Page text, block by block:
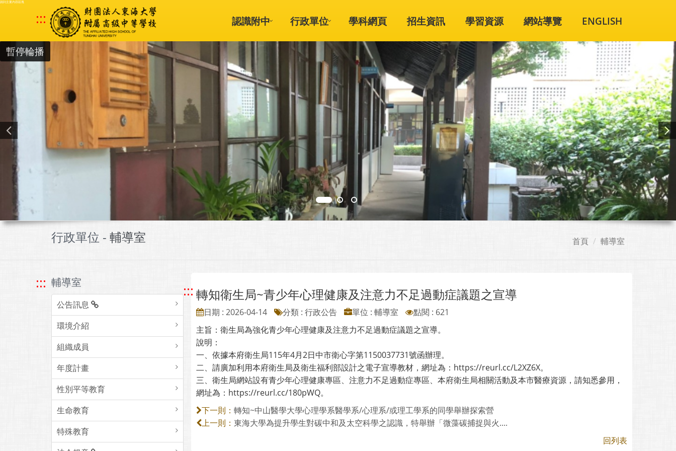
跳到主要內容區塊
::: 認識附中 行政單位 學科網頁 招生資訊 學習資源 網站導覽 ENGLISH
暫停輪播
行政單位 - 輔導室 首頁 輔導室
::: 輔導室
公告訊息
環境介紹
組織成員
年度計畫
性別平等教育
生命教育
特殊教育
::: 轉知衛生局~青少年心理健康及注意力不足過動症議題之宣導
日期 : 2026-04-14 分類 : 行政公告 單位 : 輔導室
點閱 : 621
主旨：衛生局為強化青少年心理健康及注意力不足過動症議題之宣導。
說明：
一、依據本府衛生局115年4月2日中市衛心字第1150037731號函辦理。
二、請廣加利用本府衛生局及衛生福利部設計之電子宣導教材，網址為：https://reurl.cc/L2XZ6X。
三、衛生局網站設有青少年心理健康專區、注意力不足過動症專區、本府衛生局相關活動及本市醫療資源，請知悉參用，
網址為：https://reurl.cc/180pWQ。
下一則： 轉知~中山醫學大學心理學系醫學系/心理系/或理工學系的同學舉辦探索營
上一則： 東海大學為提升學生對碳中和及太空科學之認識，特舉辦「微藻碳捕捉與火....
回列表